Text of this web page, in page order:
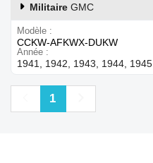
Militaire GMC
Modèle
CCKW-AFKWX-DUKW
Année
1941, 1942, 1943, 1944, 1945
Précédent
1